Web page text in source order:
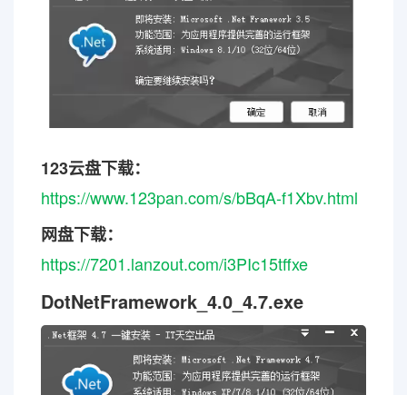
123云盘下载：
https://www.123pan.com/s/bBqA-f1Xbv.html
网盘下载：
https://7201.lanzout.com/i3PIc15tffxe
DotNetFramework_4.0_4.7.exe